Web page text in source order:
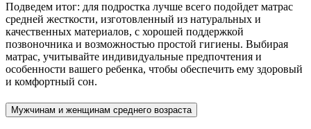
Подведем итог: для подростка лучше всего подойдет матрас
средней жесткости, изготовленный из натуральных и
качественных материалов, с хорошей поддержкой
позвоночника и возможностью простой гигиены. Выбирая
матрас, учитывайте индивидуальные предпочтения и
особенности вашего ребенка, чтобы обеспечить ему здоровый
и комфортный сон.
Мужчинам и женщинам среднего возраста